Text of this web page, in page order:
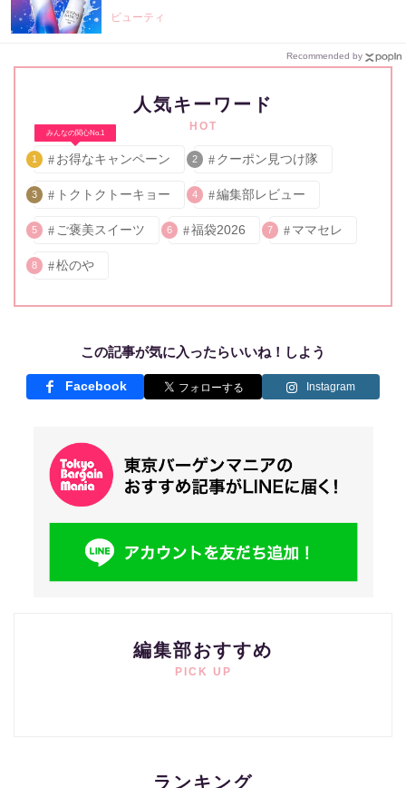
ビューティ
Recommended by
人気キーワード
HOT
みんなの関心No.1
1 お得なキャンペーン 2 クーポン見つけ隊
3 トクトクトーキョー 4 編集部レビュー
5 ご褒美スイーツ 6 福袋2026 7 ママセレ
8 松のや
この記事が気に入ったらいいね！しよう
Facebook Instagram
編集部おすすめ
PICK UP
ランキング